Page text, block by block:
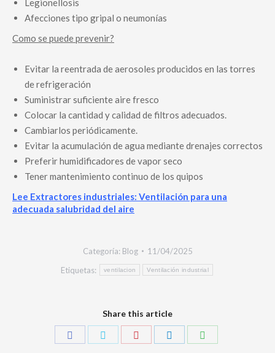
Legionellosis
Afecciones tipo gripal o neumonías
Como se puede prevenir?
Evitar la reentrada de aerosoles producidos en las torres
de refrigeración
Suministrar suficiente aire fresco
Colocar la cantidad y calidad de filtros adecuados.
Cambiarlos periódicamente.
Evitar la acumulación de agua mediante drenajes correctos
Preferir humidificadores de vapor seco
Tener mantenimiento continuo de los quipos
Lee Extractores industriales: Ventilación para una
adecuada salubridad del aire
Categoría: Blog
11/04/2025
Etiquetas:
ventilacion Ventilación industrial
Share this article